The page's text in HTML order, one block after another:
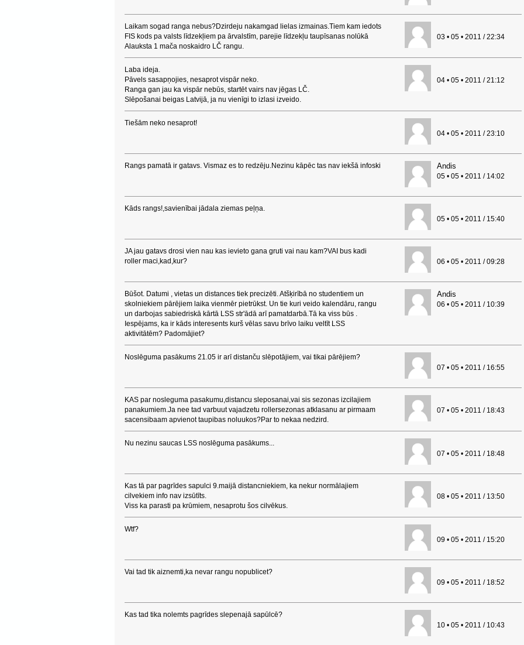
Laikam sogad ranga nebus?Dzirdeju nakamgad lielas izmainas.Tiem kam iedots
FIS kods pa valsts līdzekļiem pa ārvalstīm, parejie līdzekļu taupīsanas nolūkā
Alauksta 1 mača noskaidro LČ rangu.
03 • 05 • 2011 / 22:34
Laba ideja.
Pāvels sasapņojies, nesaprot vispār neko.
Ranga gan jau ka vispār nebūs, startēt vairs nav jēgas LČ.
Slēpošanai beigas Latvijā, ja nu vienīgi to izlasi izveido.
04 • 05 • 2011 / 21:12
Tiešām neko nesaprot!
04 • 05 • 2011 / 23:10
Rangs pamatā ir gatavs. Vismaz es to redzēju.Nezinu kāpēc tas nav iekšā infoski Andis
05 • 05 • 2011 / 14:02
Kāds rangs!,savienībai jādala ziemas peļņa.
05 • 05 • 2011 / 15:40
JA jau gatavs drosi vien nau kas ievieto gana gruti vai nau kam?VAI bus kadi
roller maci,kad,kur?
06 • 05 • 2011 / 09:28
Būšot. Datumi , vietas un distances tiek precizēti. Atšķirībā no studentiem un
skolniekiem pārējiem laika vienmēr pietrūkst. Un tie kuri veido kalendāru, rangu
un darbojas sabiedriskā kārtā LSS str'ādā arī pamatdarbā.Tā ka viss būs .
Iespējams, ka ir kāds interesents kurš vēlas savu brīvo laiku veltīt LSS
aktivitātēm? Padomājiet?
Andis
06 • 05 • 2011 / 10:39
Noslēguma pasākums 21.05 ir arī distanču slēpotājiem, vai tikai pārējiem?
07 • 05 • 2011 / 16:55
KAS par nosleguma pasakumu,distancu sleposanai,vai sis sezonas izcilajiem
panakumiem.Ja nee tad varbuut vajadzetu rollersezonas atklasanu ar pirmaam
sacensibaam apvienot taupibas noluukos?Par to nekaa nedzird.
07 • 05 • 2011 / 18:43
Nu nezinu saucas LSS noslēguma pasākums...
07 • 05 • 2011 / 18:48
Kas tā par pagrīdes sapulci 9.maijā distancniekiem, ka nekur normālajiem
cilvekiem info nav izsūtīts.
Viss ka parasti pa krūmiem, nesaprotu šos cilvēkus.
08 • 05 • 2011 / 13:50
Wtf?
09 • 05 • 2011 / 15:20
Vai tad tik aiznemti,ka nevar rangu nopublicet?
09 • 05 • 2011 / 18:52
Kas tad tika nolemts pagrīdes slepenajā sapūlcē?
10 • 05 • 2011 / 10:43